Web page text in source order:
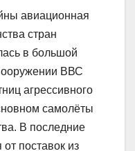
авиационная
стран
в большой
ВВС
агрессивного
самолёты
В последние
поставок из